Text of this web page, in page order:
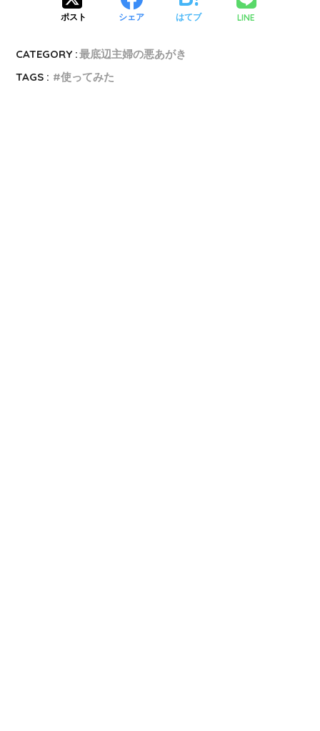
ポスト シェア はてブ LINE
CATEGORY :最底辺主婦の悪あがき
TAGS :
使ってみた